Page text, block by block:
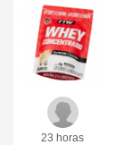
23 horas